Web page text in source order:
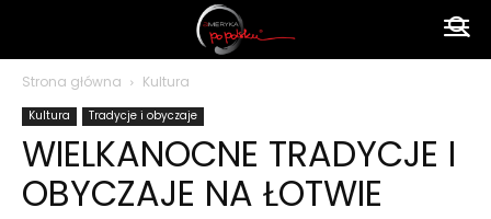
Strona główna Kultura
Kultura Tradycje i obyczaje
WIELKANOCNE TRADYCJE I
OBYCZAJE NA ŁOTWIE